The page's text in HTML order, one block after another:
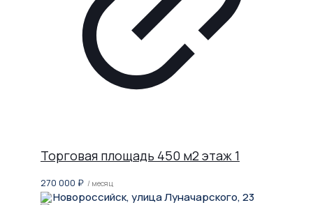
Торговая площадь 450 м2 этаж 1
270 000 ₽ / месяц
Новороссийск, улица Луначарского, 23